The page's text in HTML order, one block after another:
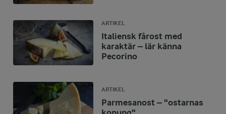
ARTIKEL
Italiensk fårost med
karaktär – lär känna
Pecorino
ARTIKEL
Parmesanost – "ostarnas